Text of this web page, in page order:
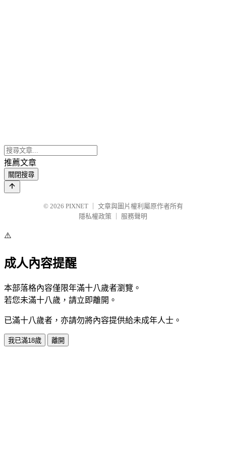
推薦文章
關閉搜尋
© 2026 PIXNET
文章與圖片權利屬原作者所有
隱私權政策
服務聲明
⚠️
成人內容提醒
本部落格內容僅限年滿十八歲者瀏覽。
若您未滿十八歲，請立即離開。
已滿十八歲者，亦請勿將內容提供給未成年人士。
我已滿18歲 離開